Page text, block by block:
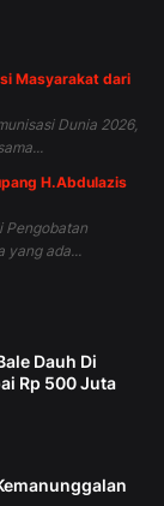
Masyarakat dari
Dunia 2026,
H.Abdulazis
Pengobatan
yang ada...
Dauh Di
Rp 500 Juta